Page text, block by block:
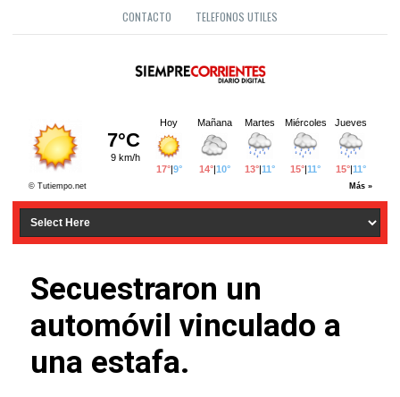
CONTACTO TELEFONOS UTILES
Secuestraron un
automóvil vinculado a
una estafa.